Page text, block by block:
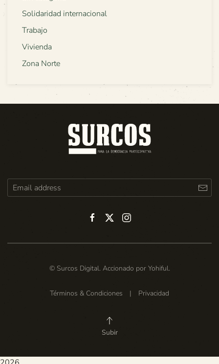
Solidaridad internacional
Trabajo
Vivienda
Zona Norte
© Surcos Digital. Accionado por Yohiful.
Términos & Condiciones | Privacidad
Subir